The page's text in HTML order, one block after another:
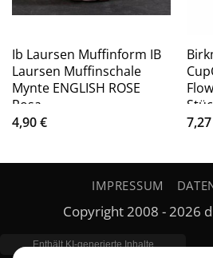
Ib Laursen Muffinform IB
Laursen Muffinschale
Mynte ENGLISH ROSE
Rosa
4,90€
7,27
IMPRESSUM
Copyright 2008 - 2026